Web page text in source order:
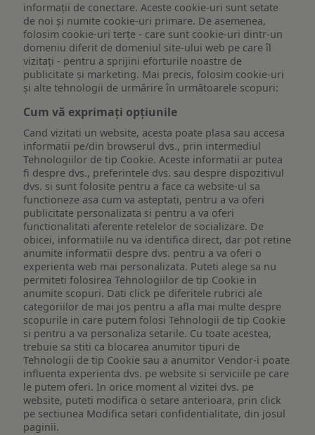
informații de conectare. Aceste cookie-uri sunt setate
de noi și numite cookie-uri primare. De asemenea,
folosim cookie-uri terțe - care sunt cookie-uri dintr-un
domeniu diferit de domeniul site-ului web pe care îl
vizitați - pentru a sprijini eforturile noastre de
publicitate și marketing. Mai precis, folosim cookie-uri
și alte tehnologii de urmărire în următoarele scopuri:
Cum vă exprimați opțiunile
Cand vizitati un website, acesta poate plasa sau accesa
informatii pe/din browserul dvs., prin intermediul
Tehnologiilor de tip Cookie. Aceste informatii ar putea
fi despre dvs., preferintele dvs. sau despre dispozitivul
dvs. si sunt folosite pentru a face ca website-ul sa
functioneze asa cum va asteptati, pentru a va oferi
publicitate personalizata si pentru a va oferi
functionalitati aferente retelelor de socializare. De
obicei, informatiile nu va identifica direct, dar pot retine
anumite informatii despre dvs. pentru a va oferi o
experienta web mai personalizata. Puteti alege sa nu
permiteti folosirea Tehnologiilor de tip Cookie in
anumite scopuri. Dati click pe diferitele rubrici ale
categoriilor de mai jos pentru a afla mai multe despre
scopurile in care putem folosi Tehnologii de tip Cookie
si pentru a va personaliza setarile. Cu toate acestea,
trebuie sa stiti ca blocarea anumitor tipuri de
Tehnologii de tip Cookie sau a anumitor Vendor-i poate
influenta experienta dvs. pe website si serviciile pe care
le putem oferi. In orice moment al vizitei dvs. pe
website, puteti modifica o setare anterioara, prin click
pe sectiunea Modifica setari confidentialitate, din josul
paginii.